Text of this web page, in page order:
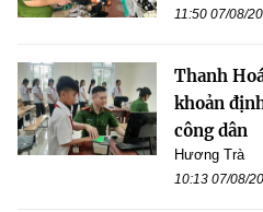
11:50 07/08/
Thanh
khoản
công dân
Hương Trà
10:13 07/08/